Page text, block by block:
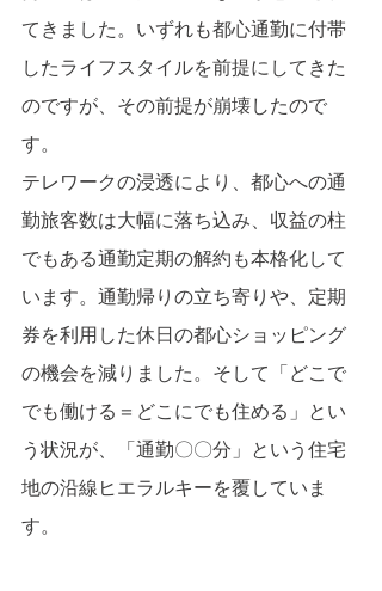
てきました。いずれも都心通勤に付帯
したライフスタイルを前提にしてきた
のですが、その前提が崩壊したので
す。
テレワークの浸透により、都心への通
勤旅客数は大幅に落ち込み、収益の柱
でもある通勤定期の解約も本格化して
います。通勤帰りの立ち寄りや、定期
券を利用した休日の都心ショッピング
の機会を減りました。そして「どこで
でも働ける＝どこにでも住める」とい
う状況が、「通勤〇〇分」という住宅
地の沿線ヒエラルキーを覆していま
す。